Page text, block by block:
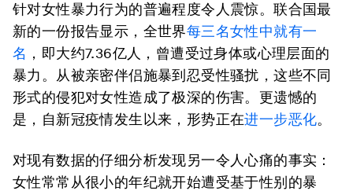
针对女性暴力行为的普遍程度令人震惊。联合国最
新的一份报告显示，全世界每三名女性中就有一
名 ，即大约7.36亿人，曾遭受过身体或心理层面的
暴力。从被亲密伴侣施暴到忍受性骚扰，这些不同
形式的侵犯对女性造成了极深的伤害。更遗憾的
是，自新冠疫情发生以来，形势正在进一步恶化。
对现有数据的仔细分析发现另一令人心痛的事实：
女性常常从很小的年纪就开始遭受基于性别的暴